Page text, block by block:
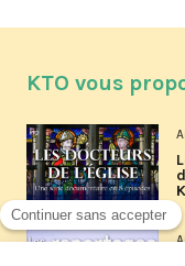
KTO vous